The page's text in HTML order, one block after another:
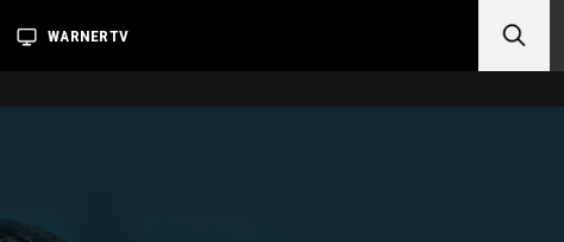
WARNERTV